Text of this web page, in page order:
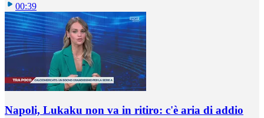
00:39
Napoli, Lukaku non va in ritiro: c'è aria di addio